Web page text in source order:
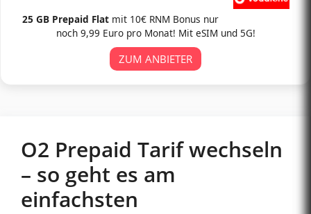
25 GB Prepaid Flat mit 10€ RNM Bonus nur
noch 9,99 Euro pro Monat! Mit eSIM und 5G!
ZUM ANBIETER
O2 Prepaid Tarif wechseln
– so geht es am
einfachsten